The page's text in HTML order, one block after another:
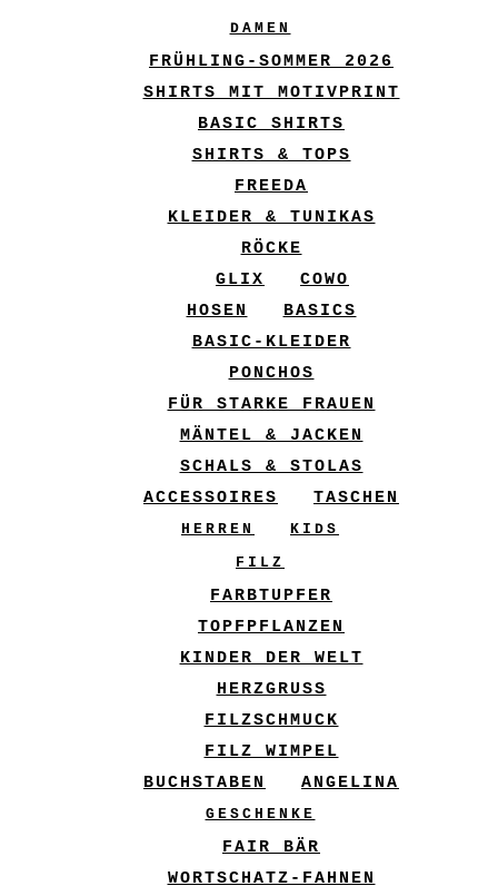
DAMEN
FRÜHLING-SOMMER 2026
SHIRTS MIT MOTIVPRINT
BASIC SHIRTS
SHIRTS & TOPS
FREEDA
KLEIDER & TUNIKAS
RÖCKE
GLIX
COWO
HOSEN
BASICS
BASIC-KLEIDER
PONCHOS
FÜR STARKE FRAUEN
MÄNTEL & JACKEN
SCHALS & STOLAS
ACCESSOIRES
TASCHEN
HERREN
KIDS
FILZ
FARBTUPFER
TOPFPFLANZEN
KINDER DER WELT
HERZGRUSS
FILZSCHMUCK
FILZ WIMPEL
BUCHSTABEN
ANGELINA
GESCHENKE
FAIR BÄR
WORTSCHATZ-FAHNEN